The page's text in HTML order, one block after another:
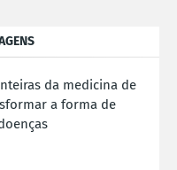
da medicina de
a forma de